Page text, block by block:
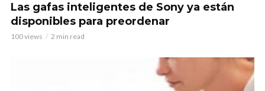
Las gafas inteligentes de Sony ya están
disponibles para preordenar
100 views 2 min read